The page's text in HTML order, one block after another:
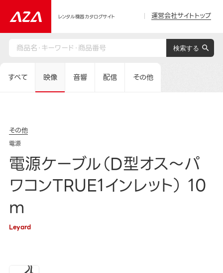
レンタル機器カタログサイト 運営会社サイトトップ
すべて 映像 音響 配信 その他
その他
電源
電源ケーブル（D型オス～パ
ワコンTRUE1インレット） 10
m
Leyard